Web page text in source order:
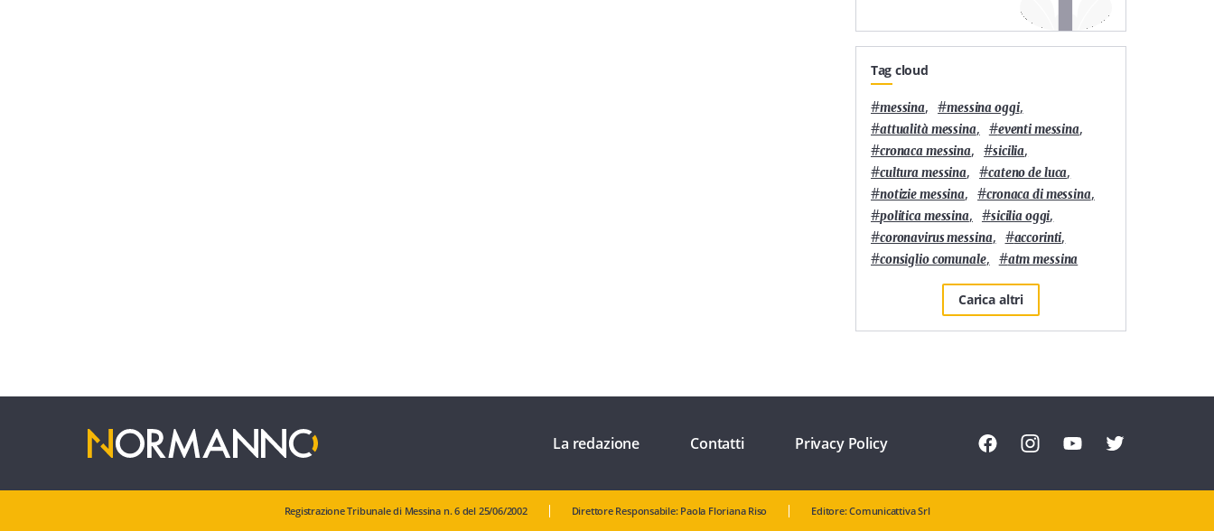
Tag cloud
#messina, #messina oggi,
#attualità messina, #eventi messina,
#cronaca messina, #sicilia,
#cultura messina, #cateno de luca,
#notizie messina, #cronaca di messina,
#politica messina, #sicilia oggi,
#coronavirus messina, #accorinti,
#consiglio comunale, #atm messina
Carica altri
La redazione Contatti Privacy Policy
Registrazione Tribunale di Messina n. 6 del 25/06/2002 Direttore Responsabile: Paola Floriana Riso Editore: Comunicattiva Srl